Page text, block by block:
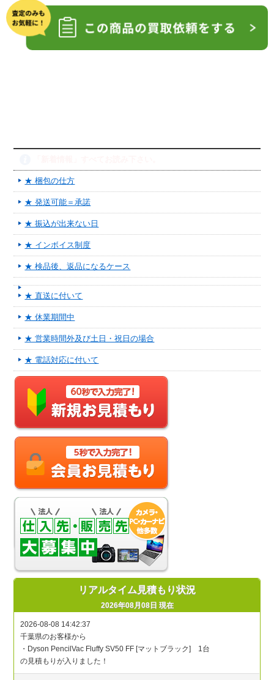
★ 梱包の仕方
★ 発送可能＝承諾
★ 振込が出来ない日
★ インボイス制度
★ 検品後、返品になるケース
★ 直送に付いて
★ 休業期間中
★ 営業時間外及び土日・祝日の場合
★ 電話対応に付いて
リアルタイム見積もり状況
2026年08月08日 現在